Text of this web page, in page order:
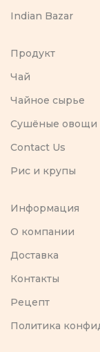
Indian Bazar
Продукт
Чай
Чайное сырье
Сушёные овощи
Contact Us
Рис и крупы
Информация
O компании
Доставка
Контакты
Рецепт
Политика